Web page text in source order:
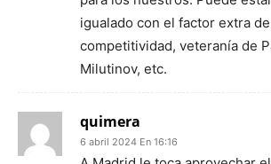
igualado con el factor extra
competitividad, veteranía de
Milutinov, etc.
quimera
6 abril 2024 En 16:16